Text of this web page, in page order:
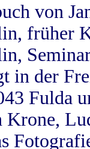
von
früher
in der
Fulda
Krone,